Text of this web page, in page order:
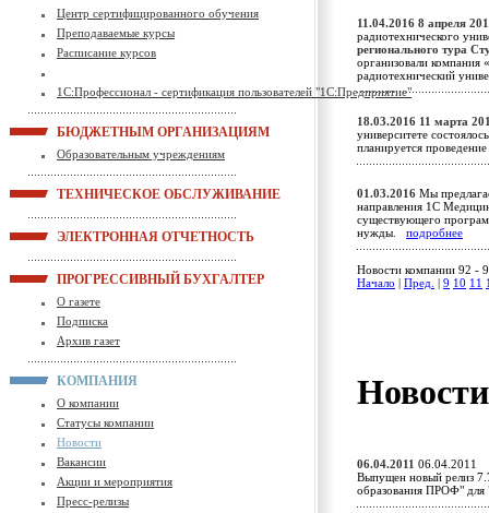
Центр сертифицированного обучения
Преподаваемые курсы
Расписание курсов
1С:Профессионал - сертификация пользователей "1С:Предприятие"
БЮДЖЕТНЫМ ОРГАНИЗАЦИЯМ
Образовательным учреждениям
ТЕХНИЧЕСКОЕ ОБСЛУЖИВАНИЕ
ЭЛЕКТРОННАЯ ОТЧЕТНОСТЬ
ПРОГРЕССИВНЫЙ БУХГАЛТЕР
О газете
Подписка
Архив газет
КОМПАНИЯ
О компании
Статусы компании
Новости
Вакансии
Акции и мероприятия
Пресс-релизы
11.04.2016 8 апреля
радиотехнического
регионального тура
организовали компания
радиотехнический
18.03.2016 11 марта
университете
планируется
01.03.2016 Мы
направления 1С
существующего
нужды. подробнее
Новости компании 92 -
Начало
Пред. 9 10 11
06.04.2011 06.04.2011
Выпущен новый релиз
образования ПРОФ"